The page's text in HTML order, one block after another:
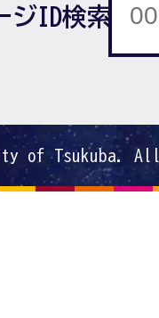
ジID検索
of Tsukuba.